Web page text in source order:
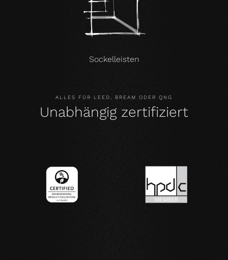
Sockelleisten
ALLES FÜR LEED, BREAM ODER QNG
Unabhängig zertifiziert